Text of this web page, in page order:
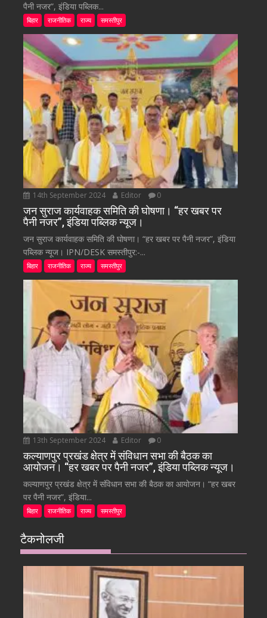
पैनी नजर”, इंडिया पब्लिक...
बिहार राजनीतिक राज्य समस्तीपुर
14th September 2024 Editor 0
जन सुराज कार्यवाहक समिति की घोषणा। “हर खबर पर
पैनी नजर”, इंडिया पब्लिक न्यूज।
जन सुराज कार्यवाहक समिति की घोषणा। “हर खबर पर पैनी नजर”, इंडिया
पब्लिक न्यूज। IPN/DESK समस्तीपुर:-...
बिहार राजनीतिक राज्य समस्तीपुर
13th September 2024 Editor 0
कल्याणपुर प्रखंड क्षेत्र में संविधान सभा की बैठक का
आयोजन। “हर खबर पर पैनी नजर”, इंडिया पब्लिक न्यूज।
कल्याणपुर प्रखंड क्षेत्र में संविधान सभा की बैठक का आयोजन। “हर खबर
पर पैनी नजर”, इंडिया...
बिहार राजनीतिक राज्य समस्तीपुर
टैकनोलजी